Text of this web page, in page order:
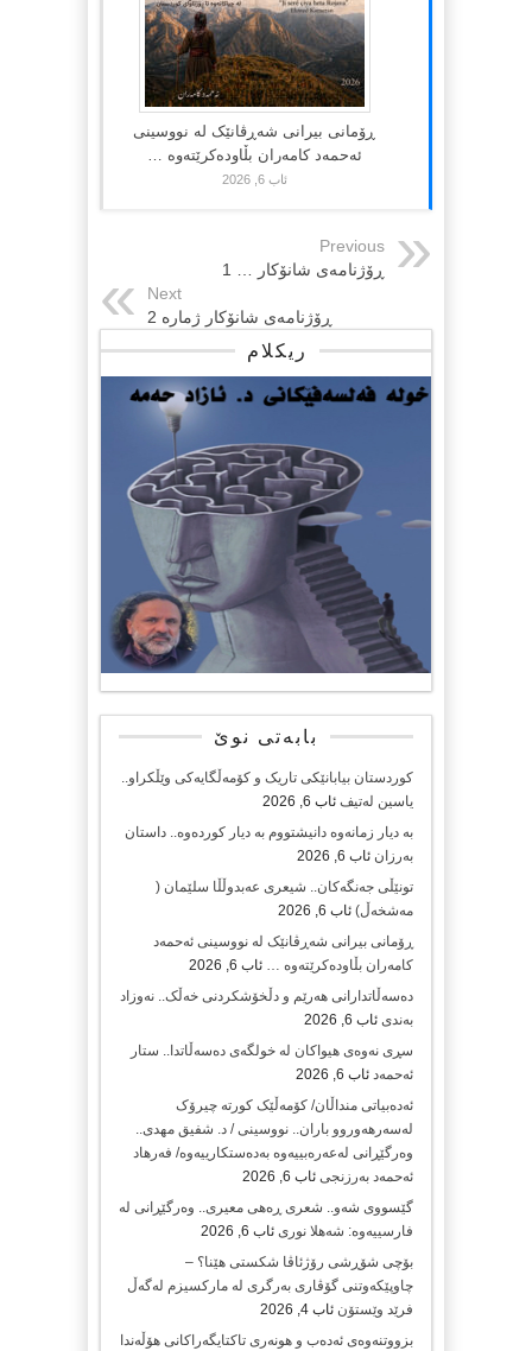
ڕۆمانی بیرانی شەڕڤانێک لە نووسینی
ئەحمەد کامەران بڵاودەکرێتەوە …
ئاب 6, 2026
Previous
ڕۆژنامەی شانۆکار … 1
Next
ڕۆژنامەی شانۆکار ژمارە 2
ریکلام
بابەتی نوێ
کوردستان بیابانێکی تاریک و کۆمەڵگایەکی وێڵکراو..
یاسین لەتیف ئاب 6, 2026
بە دیار زمانەوە دانیشتووم بە دیار کوردەوە.. داستان
بەرزان ئاب 6, 2026
تونێڵی جەنگەکان.. شیعری عەبدوڵڵا سلێمان (
مەشخەڵ) ئاب 6, 2026
ڕۆمانی بیرانی شەڕڤانێک لە نووسینی ئەحمەد
کامەران بڵاودەکرێتەوە … ئاب 6, 2026
دەسەڵاتدارانی هەرێم و دڵخۆشکردنی خەڵک.. نەوزاد
بەندی ئاب 6, 2026
سڕی نەوەی هیواکان لە خولگەی دەسەڵاتدا.. ستار
ئەحمەد ئاب 6, 2026
ئەدەبیاتی منداڵان/ کۆمەڵێک کورتە چیرۆک
لەسەر‌هەوروو باران.. نووسینی / د. شفیق‌ مهدی..
وەرگێڕانی لەعەرەبییەوە بەدەستکارییەوە/ فەرهاد
ئەحمەد بەرزنجی ئاب 6, 2026
گێسووی شەو.. شعری ڕەهی معیری.. وەرگێڕانی لە
فارسییەوە: شەهلا نوری ئاب 6, 2026
بۆچی شۆڕشی رۆژئاڤا شکستی هێنا؟ –
چاوپێکەوتنی گۆڤاری بەرگری لە مارکسیزم لەگەڵ
فرێد وێستۆن ئاب 4, 2026
بزووتنەوەی ئەدەب و هونەری تاکتایگەراکانی هۆڵەندا